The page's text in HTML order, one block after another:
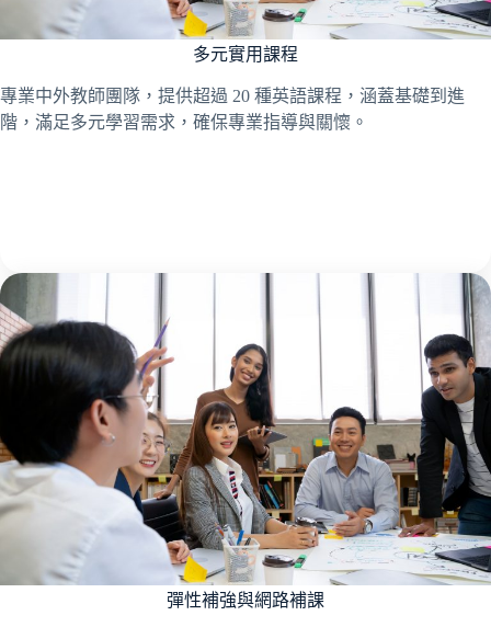
多元實用課程
專業中外教師團隊，提供超過 20 種英語課程，涵蓋基礎到進
階，滿足多元學習需求，確保專業指導與關懷。
彈性補強與網路補課